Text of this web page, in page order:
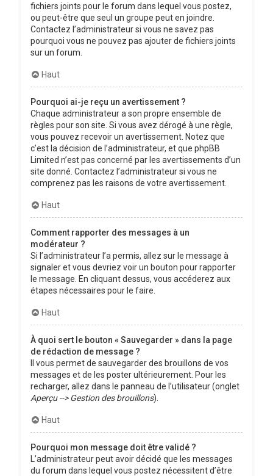
fichiers joints pour le forum dans lequel vous postez,
ou peut-être que seul un groupe peut en joindre.
Contactez l’administrateur si vous ne savez pas
pourquoi vous ne pouvez pas ajouter de fichiers joints
sur un forum.
Haut
Pourquoi ai-je reçu un avertissement ?
Chaque administrateur a son propre ensemble de
règles pour son site. Si vous avez dérogé à une règle,
vous pouvez recevoir un avertissement. Notez que
c’est la décision de l’administrateur, et que phpBB
Limited n’est pas concerné par les avertissements d’un
site donné. Contactez l’administrateur si vous ne
comprenez pas les raisons de votre avertissement.
Haut
Comment rapporter des messages à un
modérateur ?
Si l’administrateur l’a permis, allez sur le message à
signaler et vous devriez voir un bouton pour rapporter
le message. En cliquant dessus, vous accéderez aux
étapes nécessaires pour le faire.
Haut
À quoi sert le bouton « Sauvegarder » dans la page
de rédaction de message ?
Il vous permet de sauvegarder des brouillons de vos
messages et de les poster ultérieurement. Pour les
recharger, allez dans le panneau de l’utilisateur (onglet
Aperçu --> Gestion des brouillons).
Haut
Pourquoi mon message doit être validé ?
L’administrateur peut avoir décidé que les messages
du forum dans lequel vous postez nécessitent d’être